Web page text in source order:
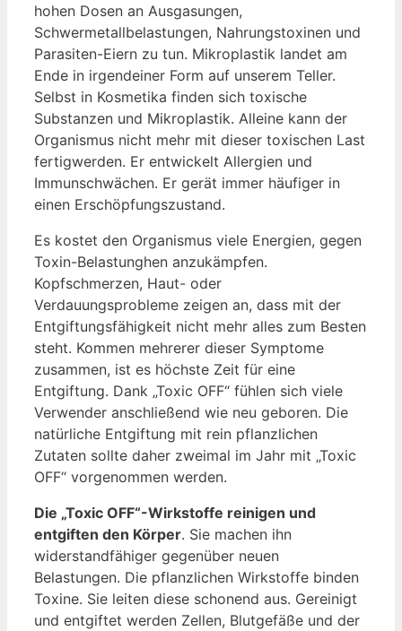
hohen Dosen an Ausgasungen,
Schwermetallbelastungen, Nahrungstoxinen und
Parasiten-Eiern zu tun. Mikroplastik landet am
Ende in irgendeiner Form auf unserem Teller.
Selbst in Kosmetika finden sich toxische
Substanzen und Mikroplastik. Alleine kann der
Organismus nicht mehr mit dieser toxischen Last
fertigwerden. Er entwickelt Allergien und
Immunschwächen. Er gerät immer häufiger in
einen Erschöpfungszustand.
Es kostet den Organismus viele Energien, gegen
Toxin-Belastunghen anzukämpfen.
Kopfschmerzen, Haut- oder
Verdauungsprobleme zeigen an, dass mit der
Entgiftungsfähigkeit nicht mehr alles zum Besten
steht. Kommen mehrerer dieser Symptome
zusammen, ist es höchste Zeit für eine
Entgiftung. Dank „Toxic OFF“ fühlen sich viele
Verwender anschließend wie neu geboren. Die
natürliche Entgiftung mit rein pflanzlichen
Zutaten sollte daher zweimal im Jahr mit „Toxic
OFF“ vorgenommen werden.
Die „Toxic OFF“-Wirkstoffe reinigen und
entgiften den Körper. Sie machen ihn
widerstandfähiger gegenüber neuen
Belastungen. Die pflanzlichen Wirkstoffe binden
Toxine. Sie leiten diese schonend aus. Gereinigt
und entgiftet werden Zellen, Blutgefäße und der